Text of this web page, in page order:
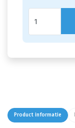
Product informatie